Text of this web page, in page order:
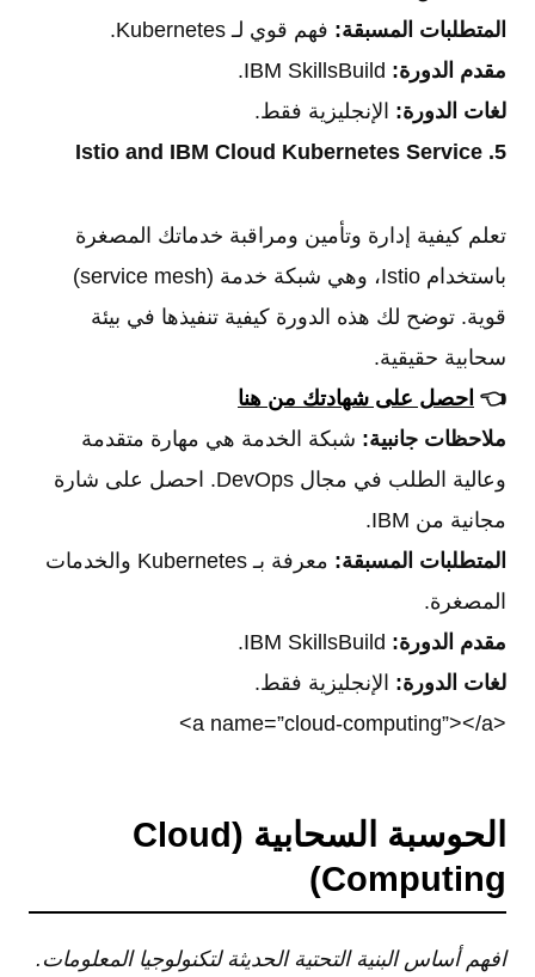
المتطلبات المسبقة: فهم قوي لـ Kubernetes.
مقدم الدورة:
لغات الدورة: الإنجليزية فقط.
5. Istio and IBM Cloud Kubernetes Service
تعلم كيفية إدارة وتأمين ومراقبة خدماتك المصغرة
باستخدام Istio، وهي شبكة خدمة (service mesh)
قوية. توضح لك هذه الدورة كيفية تنفيذها في بيئة
سحابية حقيقية.
👈 احصل على شهادتك من هنا
ملاحظات جانبية: شبكة الخدمة هي مهارة متقدمة
وعالية الطلب في مجال DevOps. احصل على شارة
مجانية من IBM.
المتطلبات المسبقة:
معرفة بـ Kubernetes والخدمات
المصغرة.
مقدم الدورة:
لغات الدورة: الإنجليزية فقط.
<a name=”cloud-computing”></a>
الحوسبة السحابية (Cloud
Computing)
افهم أساس البنية التحتية الحديثة لتكنولوجيا المعلومات.